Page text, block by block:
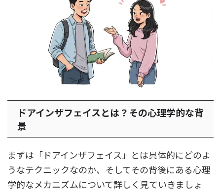
ドアインザフェイスとは？その心理学的な背
景
まずは「ドアインザフェイス」とは具体的にどのよ
うなテクニックなのか、そしてその背後にある心理
学的なメカニズムについて詳しく見ていきましょ